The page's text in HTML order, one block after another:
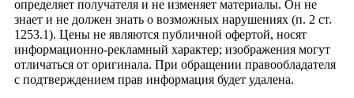
определяет получателя и не изменяет материалы. Он не
знает и не должен знать о возможных нарушениях (п. 2 ст.
1253.1). Цены не являются публичной офертой, носят
информационно-рекламный характер; изображения могут
отличаться от оригинала. При обращении правообладателя
с подтверждением прав информация будет удалена.